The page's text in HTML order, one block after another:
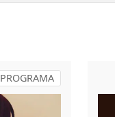
PROGRAMA